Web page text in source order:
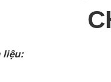
liệu: